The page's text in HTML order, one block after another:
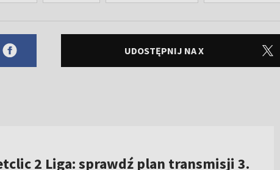
UDOSTĘPNIJ NA X
2 Liga: sprawdź plan transmisji 3.